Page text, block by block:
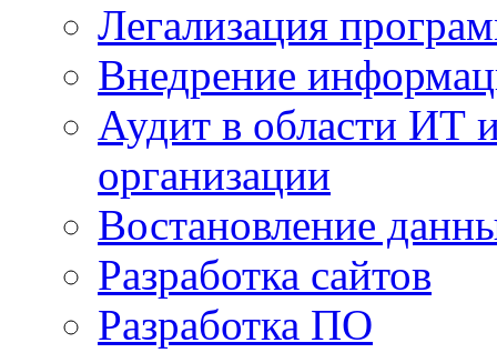
Легализация
Внедрение
Аудит в области ИТ
организации
Востановление
Разработка сайтов
Разработка ПО